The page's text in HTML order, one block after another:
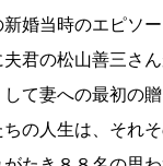
婚当時のエピソ
君の松山善三さ
て妻への最初の
の人生は、それ